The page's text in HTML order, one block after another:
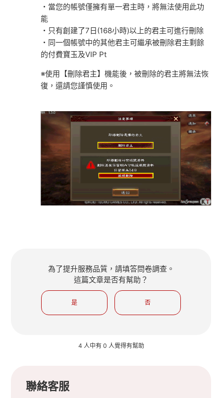
・當您的帳號僅擁有單一君主時，將無法使用此功
能
・只有創建了7日(168小時)以上的君主可進行刪除
・同一個帳號中的其他君主可繼承被刪除君主剩餘
的付費寶玉及VIP Pt
※使用【刪除君主】機能後，被刪除的君主將無法恢
復，還請您謹慎使用。
為了提升服務品質，請填答問卷調查。
這篇文章是否有幫助？
是 否
4 人中有 0 人覺得有幫助
聯絡客服